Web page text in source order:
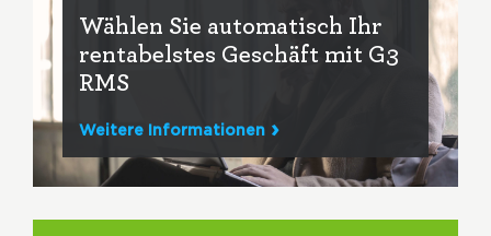
Wählen Sie automatisch Ihr
rentabelstes Geschäft mit G3
RMS
Weitere Informationen